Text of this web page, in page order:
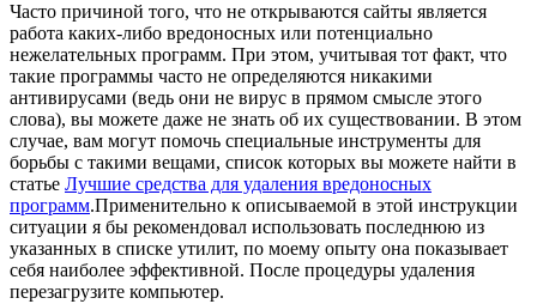
Часто причиной того, что не открываются сайты является
работа каких-либо вредоносных или потенциально
нежелательных программ. При этом, учитывая тот факт, что
такие программы часто не определяются никакими
антивирусами (ведь они не вирус в прямом смысле этого
слова), вы можете даже не знать об их существовании. В этом
случае, вам могут помочь специальные инструменты для
борьбы с такими вещами, список которых вы можете найти в
статье Лучшие средства для удаления вредоносных
программ.Применительно к описываемой в этой инструкции
ситуации я бы рекомендовал использовать последнюю из
указанных в списке утилит, по моему опыту она показывает
себя наиболее эффективной. После процедуры удаления
перезагрузите компьютер.